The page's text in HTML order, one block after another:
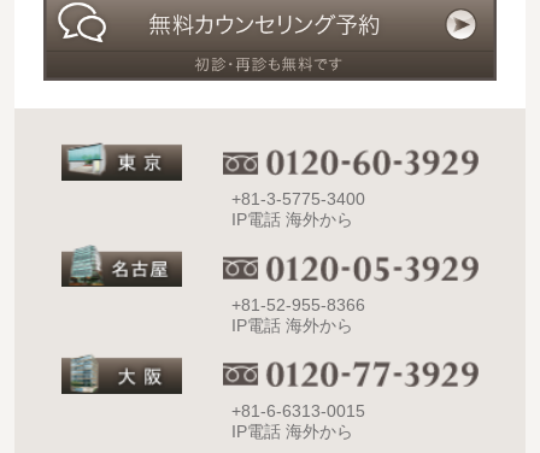
+81-3-5775-3400
IP電話 海外から
+81-52-955-8366
IP電話 海外から
+81-6-6313-0015
IP電話 海外から